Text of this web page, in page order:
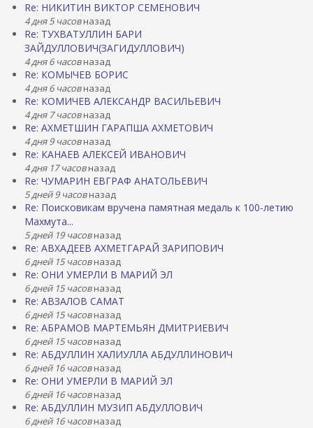
Re: НИКИТИН ВИКТОР СЕМЕНОВИЧ
4 дня 5 часовназад
Re: ТУХВАТУЛЛИН БАРИ
ЗАЙДУЛЛОВИЧ(ЗАГИДУЛЛОВИЧ)
4 дня 6 часовназад
Re: КОМЫЧЕВ БОРИС
4 дня 6 часовназад
Re: КОМИЧЕВ АЛЕКСАНДР ВАСИЛЬЕВИЧ
4 дня 7 часовназад
Re: АХМЕТШИН ГАРАПША АХМЕТОВИЧ
4 дня 9 часовназад
Re: КАНАЕВ АЛЕКСЕЙ ИВАНОВИЧ
4 дня 17 часовназад
Re: ЧУМАРИН ЕВГРАФ АНАТОЛЬЕВИЧ
5 дней 9 часовназад
Re: Поисковикам вручена памятная медаль к 100-летию
Махмута...
5 дней 19 часовназад
Re: АВХАДЕЕВ АХМЕТГАРАЙ ЗАРИПОВИЧ
6 дней 15 часовназад
Re: ОНИ УМЕРЛИ В МАРИЙ ЭЛ
6 дней 15 часовназад
Re: АВЗАЛОВ САМАТ
6 дней 15 часовназад
Re: АБРАМОВ МАРТЕМЬЯН ДМИТРИЕВИЧ
6 дней 15 часовназад
Re: АБДУЛЛИН ХАЛИУЛЛА АБДУЛЛИНОВИЧ
6 дней 16 часовназад
Re: ОНИ УМЕРЛИ В МАРИЙ ЭЛ
6 дней 16 часовназад
Re: АБДУЛЛИН МУЗИП АБДУЛЛОВИЧ
6 дней 16 часовназад